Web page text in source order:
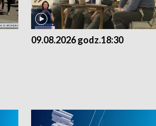
09.08.2026 godz.18:30